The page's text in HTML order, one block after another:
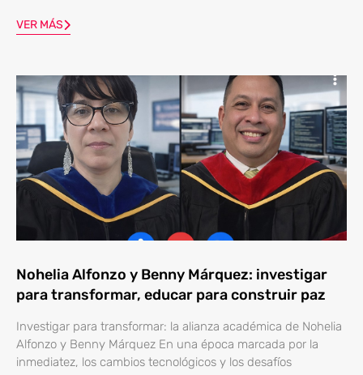
VER MÁS
Nohelia Alfonzo y Benny Márquez: investigar
para transformar, educar para construir paz
Investigar para transformar: la alianza académica de Nohelia
Alfonzo y Benny Márquez En una época marcada por la
inmediatez, los cambios tecnológicos y los desafíos